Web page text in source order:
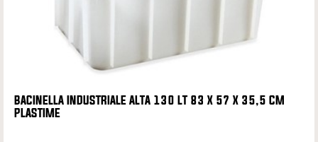
BACINELLA INDUSTRIALE ALTA 130 LT 83 X 57 X 35,5 CM
PLASTIME